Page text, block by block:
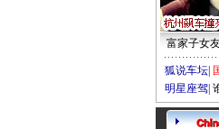
富家子女
狐说车坛
明星座驾